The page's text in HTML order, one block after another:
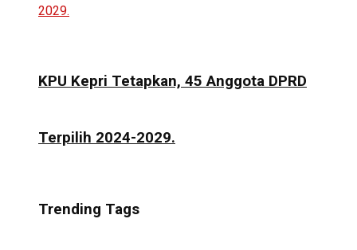
KPU Kepri Tetapkan, 45 Anggota DPRD
Terpilih 2024-2029.
Trending Tags